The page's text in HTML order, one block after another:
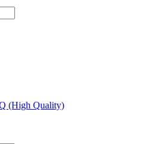
(High Quality)